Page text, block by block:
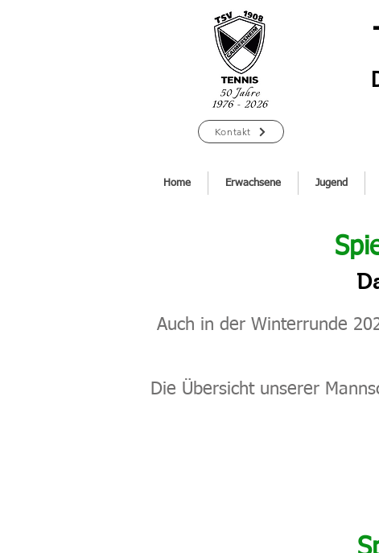
Kontakt
Home Erwachsene Jugend
Auch in der Winterrunde
Die Übersicht unserer